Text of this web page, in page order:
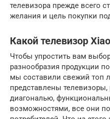
телевизора прежде всего
желания и цель покупки
Какой телевизор
Чтобы упростить вам
разнообразия продукции
мы составили свежий топ
представлены
диагональю,
возможностями, все они